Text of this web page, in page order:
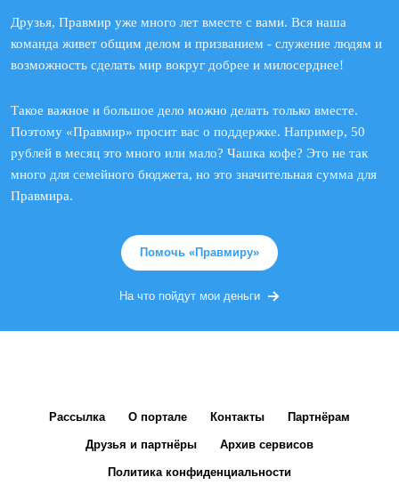
Друзья, Правмир уже много лет вместе с вами. Вся наша
команда живет общим делом и призванием - служение людям и
возможность сделать мир вокруг добрее и милосерднее!
Такое важное и большое дело можно делать только вместе.
Поэтому «Правмир» просит вас о поддержке. Например, 50
рублей в месяц это много или мало? Чашка кофе? Это не так
много для семейного бюджета, но это значительная сумма для
Правмира.
Помочь «Правмиру»
На что пойдут мои деньги
Рассылка О портале Контакты Партнёрам
Друзья и партнёры Архив сервисов
Политика конфиденциальности